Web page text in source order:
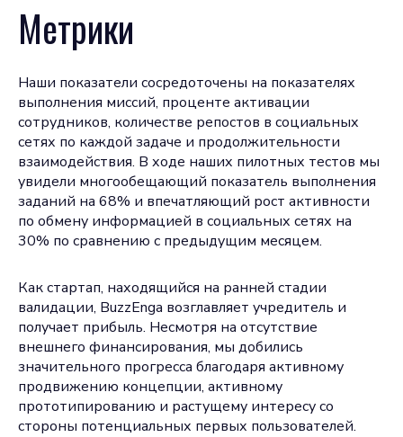
Метрики
Наши показатели сосредоточены на показателях
выполнения миссий, проценте активации
сотрудников, количестве репостов в социальных
сетях по каждой задаче и продолжительности
взаимодействия. В ходе наших пилотных тестов мы
увидели многообещающий показатель выполнения
заданий на 68% и впечатляющий рост активности
по обмену информацией в социальных сетях на
30% по сравнению с предыдущим месяцем.
Как стартап, находящийся на ранней стадии
валидации, BuzzEnga возглавляет учредитель и
получает прибыль. Несмотря на отсутствие
внешнего финансирования, мы добились
значительного прогресса благодаря активному
продвижению концепции, активному
прототипированию и растущему интересу со
стороны потенциальных первых пользователей.